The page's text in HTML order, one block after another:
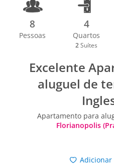
8
Pessoas
4
Quartos
2 Suítes
Excelente
aluguel de
Apartamento para
Florianopolis
Adicionar